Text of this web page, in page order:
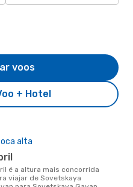
+ Hotel
voos
alta
viajar de Sovetskaya